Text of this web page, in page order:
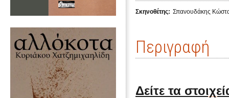
Σκηνοθέτης: Σπανουδάκης
Περιγραφή
Δείτε τα